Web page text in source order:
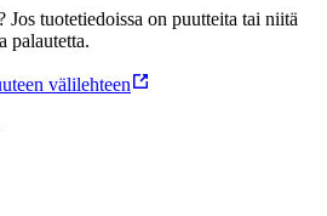
tuotetiedoissa on puutteita tai niitä
palautetta.
välilehteen